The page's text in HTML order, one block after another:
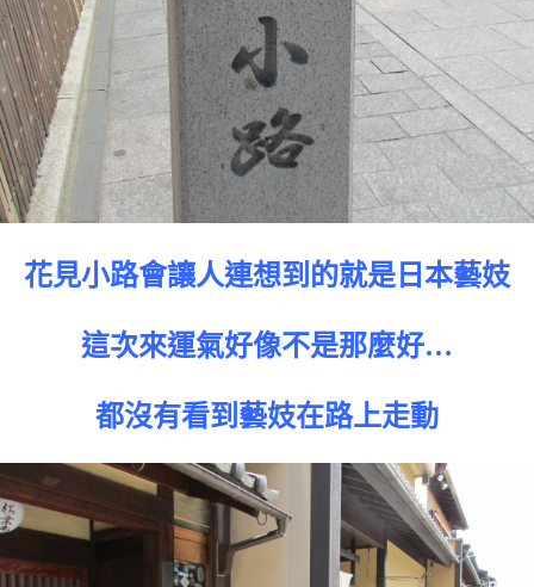
花見小路會讓人連想到的就是日本藝妓
這次來運氣好像不是那麼好…
都沒有看到藝妓在路上走動